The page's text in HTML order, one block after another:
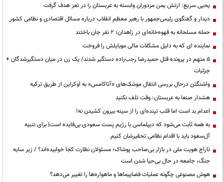
یحیی سریع: ارتش یمن مزدوران وابسته به عربستان را در تعز هدف گرفت
دیدار و گفتگوی رئیس‌جمهور با رهبر معظم انقلاب درباره مسائل اقتصادی و نظامی کشور
حمله مسلحانه به قهوه‌خانه‌ای در زاهدان؛ ۲ نفر جان باختند
نماینده ای که به دلیل مشکلات مالی موبایلش را فروخت
۵ متهم در پرونده قتل حمیدرضا رجب‌زاده دستگیر شدند/ یک زن در میان دستگیرشدگان +
جزئیات
واشنگتن درحال بررسی انتقال موشک‌های «آتاکامس» به اوکراین از طریق ترکیه
هشدار صنعا به عربستان: وقت تلف نکنید
اعدام بد است اما قلب تپنده‌ای را از سینه بیرون کشیدن نه!
به همه ثابت می‌شود که دیپلماسی با رژیم پست سعودی بی‌فایده است| برای تنبیه
آل‌سعود باید با اقدام نظامی تحقیرشان کنیم
تاراج هویت ملی در بازار بی‌صاحب پوشاک؛ مسئولان نظارت کجا خوابیده‌اند؟ / زیر سایه
جنگ، جامعه در حال بی‌حیا شدن است
هوش مصنوعی چگونه عملیات فضاپیماها و ماهواره‌ها را تغییر می‌دهد؟